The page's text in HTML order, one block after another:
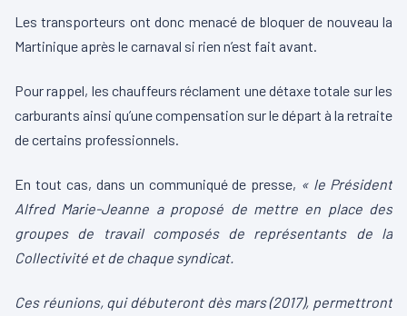
Les transporteurs ont donc menacé de bloquer de nouveau la
Martinique après le carnaval si rien n’est fait avant.
Pour rappel, les chauffeurs réclament une détaxe totale sur les
carburants ainsi qu’une compensation sur le départ à la retraite
de certains professionnels.
En tout cas, dans un communiqué de presse, « le Président
Alfred Marie-Jeanne a proposé de mettre en place des
groupes de travail composés de représentants de la
Collectivité et de chaque syndicat.
Ces réunions, qui débuteront dès mars (2017), permettront